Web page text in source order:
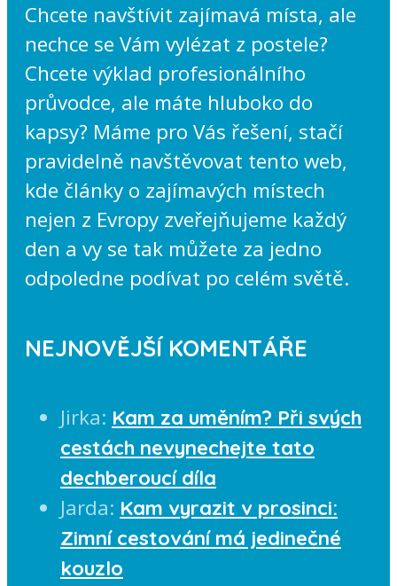
Chcete navštívit zajímavá místa, ale
nechce se Vám vylézat z postele?
Chcete výklad profesionálního
průvodce, ale máte hluboko do
kapsy? Máme pro Vás řešení, stačí
pravidelně navštěvovat tento web,
kde články o zajímavých místech
nejen z Evropy zveřejňujeme každý
den a vy se tak můžete za jedno
odpoledne podívat po celém světě.
NEJNOVĚJŠÍ KOMENTÁŘE
Jirka: Kam za uměním? Při svých
cestách nevynechejte tato
dechberoucí díla
Jarda: Kam vyrazit v prosinci:
Zimní cestování má jedinečné
kouzlo